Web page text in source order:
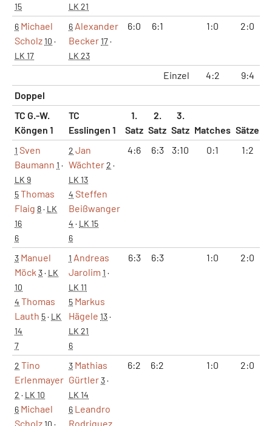
15
LK 21
6 Michael
Scholz10 ·
LK 17
6 Alexander
Becker17·
LK 23
6:0 6:1 1:0 2:0
Einzel 4:2 9:4
Doppel
TC G.-W.
Köngen 1
TC
Esslingen 1
1.
Satz
2.
Satz
3.
Satz Matches Sätze
1 Sven
Baumann 1 ·
LK 9
5Thomas
Flaig 8· LK
16
6
2 Jan
Wächter2 ·
LK 13
4 Steffen
Beißwanger
4 · LK 15
6
4:6 6:3 3:10 0:1 1:2
3 Manuel
Möck 3· LK
10
4 Thomas
Lauth 5· LK
14
7
1 Andreas
Jarolim 1 ·
LK 11
5 Markus
Hägele 13·
LK 21
6
6:3 6:3 1:0 2:0
2 Tino
Erlenmayer
2 · LK 10
6 Michael
Scholz10 ·
3 Mathias
Gürtler3·
LK 14
6 Leandro
Rodriguez
6:2 6:2 1:0 2:0